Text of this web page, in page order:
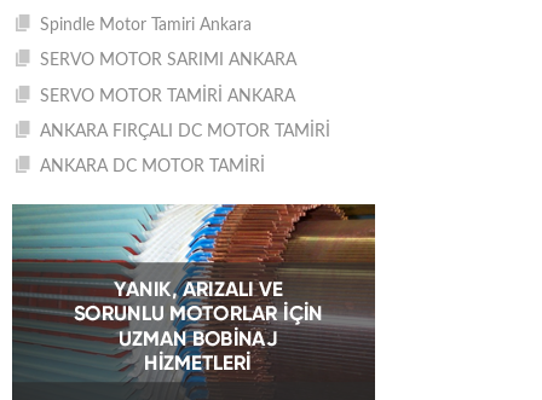
Spindle Motor Tamiri Ankara
SERVO MOTOR SARIMI ANKARA
SERVO MOTOR TAMİRİ ANKARA
ANKARA FIRÇALI DC MOTOR TAMİRİ
ANKARA DC MOTOR TAMİRİ